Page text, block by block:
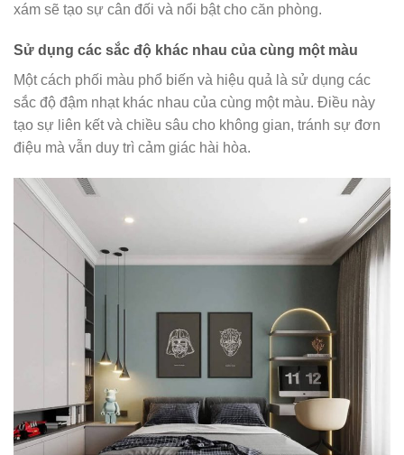
xám sẽ tạo sự cân đối và nổi bật cho căn phòng.
Sử dụng các sắc độ khác nhau của cùng một màu
Một cách phối màu phổ biến và hiệu quả là sử dụng các
sắc độ đậm nhạt khác nhau của cùng một màu. Điều này
tạo sự liên kết và chiều sâu cho không gian, tránh sự đơn
điệu mà vẫn duy trì cảm giác hài hòa.